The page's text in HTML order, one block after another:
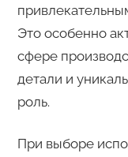
Это особенно
сфере
детали и
роль.
При выборе